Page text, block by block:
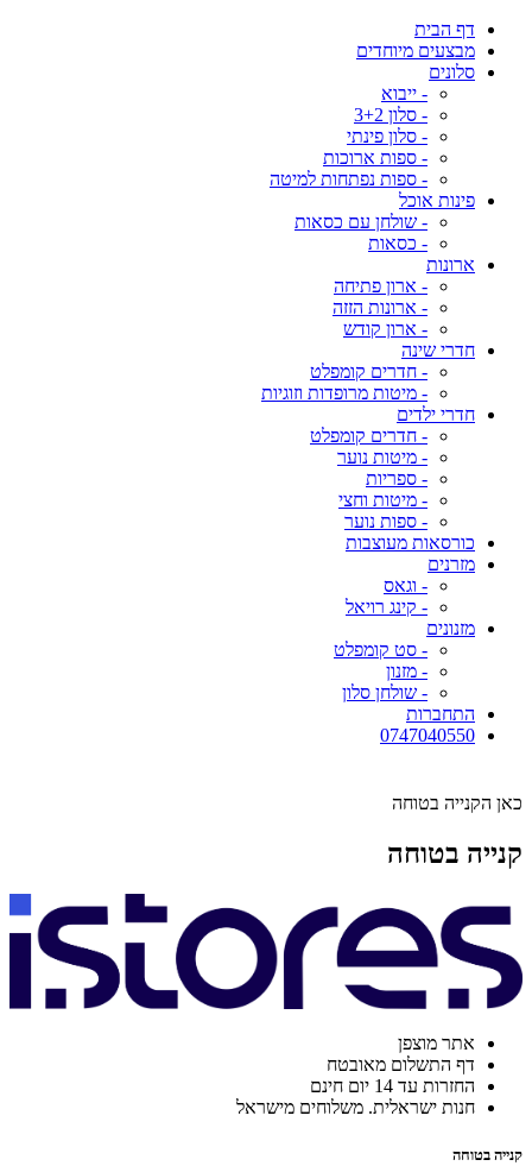
דף הבית
מבצעים מיוחדים
סלונים
- ייבוא
- סלון 3+2
- סלון פינתי
- ספות ארוכות
- ספות נפתחות למיטה
פינות אוכל
- שולחן עם כסאות
- כסאות
ארונות
- ארון פתיחה
- ארונות הזזה
- ארון קודש
חדרי שינה
- חדרים קומפלט
- מיטות מרופדות וזוגיות
חדרי ילדים
- חדרים קומפלט
- מיטות נוער
- ספריות
- מיטות וחצי
- ספות נוער
כורסאות מעוצבות
מזרנים
- וגאס
- קינג רויאל
מזנונים
- סט קומפלט
- מזנון
- שולחן סלון
התחברות
0747040550
כאן הקנייה בטוחה
קנייה בטוחה
אתר מוצפן
דף התשלום מאובטח
החזרות עד 14 יום חינם
חנות ישראלית. משלוחים מישראל
קנייה בטוחה